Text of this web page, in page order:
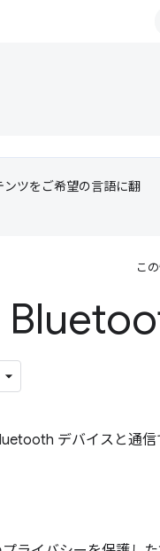
ツをご希望の言語に翻
こ
デバイスと通信